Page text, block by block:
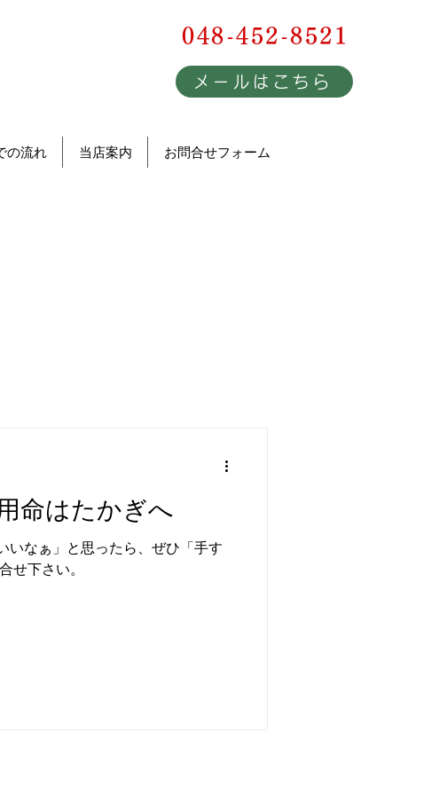
048-452-8521
メールはこちら
の流れ 当店案内 お問合せフォーム
命はたかぎへ
いなぁ」と思ったら、ぜひ「手す
せ下さい。